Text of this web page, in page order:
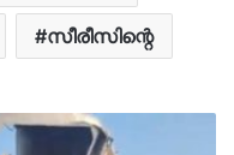
സീരീസിന്റെ